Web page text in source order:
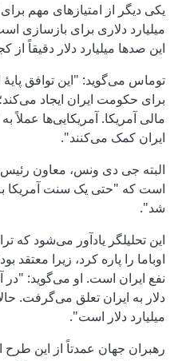
میلیارد دلاری برای
این صدها میلیارد دلار دقیقاً از
توماس می‌گوید: "این توافق
برای حکومت ایران ایجاد
مالی آمریکا. آمریکایی‌ها عملاً
ایران کمک می‌کنند".
البته جی دی ونس، معاون
است که "حتی یک سنت آمریکا به
شد".
این تحلیلگر یادآور می‌شود که
اوباما را پاره کرد، زیرا معتقد
میلیارد دلار است".
رهبران جهان عمدتاً از این طرح